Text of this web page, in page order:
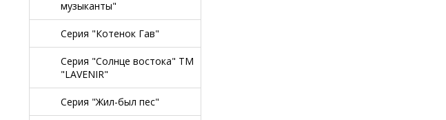
музыканты"
Серия "Котенок Гав"
Серия "Солнце востока" TM
"LAVENIR"
Серия "Жил-был пес"